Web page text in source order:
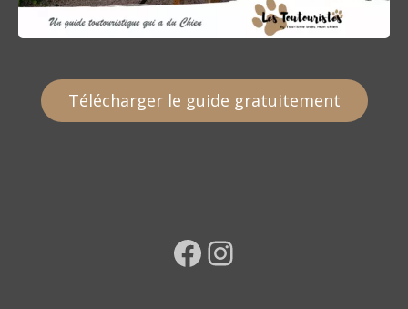
Télécharger le guide gratuitement
Facebook Instagram